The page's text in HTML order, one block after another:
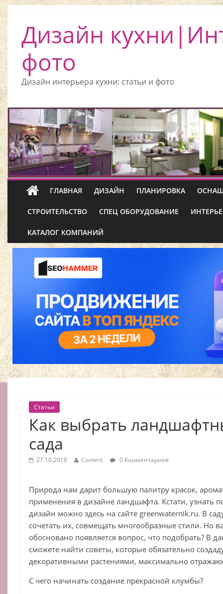
Дизайн
фото
Дизайн интерьера кухни: статьи и фото
ГЛАВНАЯ ДИЗАЙН ПЛАНИРОВКА
СТРОИТЕЛЬСТВО СПЕЦ ОБОРУДОВАНИЕ
КАТАЛОГ КОМПАНИЙ
Статьи
Как выбрать
сада
27.10.2018 Content 0 Комментариев
Природа нам дарит большую палитру красок,
применения в дизайне ландшафта. Кстати, узнать
дизайн можно здесь на сайте greenwaternik.ru. В
сочетать их, совмещать многообразные стили. Но
обосновано появляется вопрос, что подобрать? В
сможете найти советы, которые обязательно
декоративными растениями, максимально
С чего начинать создание прекрасной клумбы?